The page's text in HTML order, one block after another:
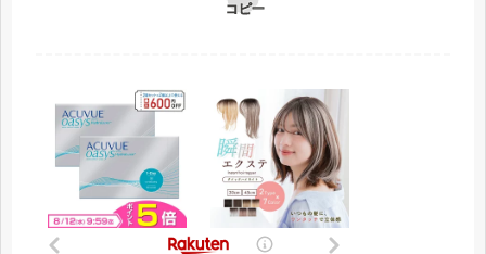
コピー